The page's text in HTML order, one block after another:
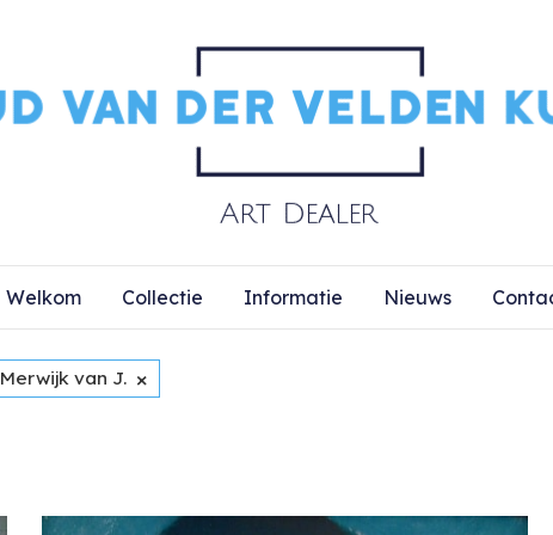
Welkom Collectie Informatie Nieuws
Merwijk van J. ×